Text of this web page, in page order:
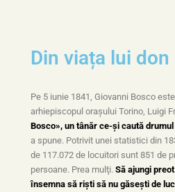
Din viața lui don
Pe 5 iunie 1841, Giovanni Bosco
arhiepiscopul oraşului Torino, Luigi
Bosco», un tânăr ce-şi caută
a spune. Potrivit unei statistici din
de 117.072 de locuitori sunt 851 de
persoane. Prea mulţi. Să ajungi
însemna să rişti să nu găseşti de